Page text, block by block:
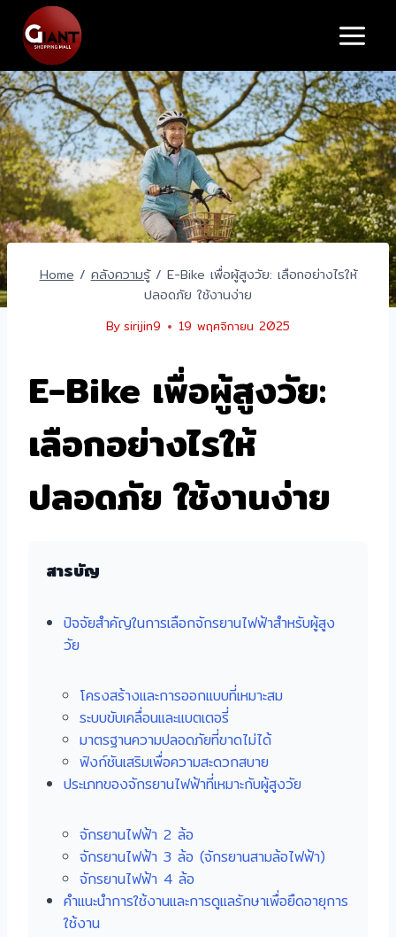
content
Home / คลังความรู้ / E-Bike เพื่อผู้สูงวัย: เลือกอย่างไรให้
ปลอดภัย ใช้งานง่าย
Bysirijin9 19 พฤศจิกายน 2025
E-Bike เพื่อผู้สูงวัย:
เลือกอย่างไรให้
ปลอดภัย ใช้งานง่าย
สารบัญ
ปัจจัยสำคัญในการเลือกจักรยานไฟฟ้าสำหรับผู้สูง
วัย
โครงสร้างและการออกแบบที่เหมาะสม
ระบบขับเคลื่อนและแบตเตอรี่
มาตรฐานความปลอดภัยที่ขาดไม่ได้
ฟังก์ชันเสริมเพื่อความสะดวกสบาย
ประเภทของจักรยานไฟฟ้าที่เหมาะกับผู้สูงวัย
จักรยานไฟฟ้า 2 ล้อ
จักรยานไฟฟ้า 3 ล้อ (จักรยานสามล้อไฟฟ้า)
จักรยานไฟฟ้า 4 ล้อ
คำแนะนำการใช้งานและการดูแลรักษาเพื่อยืดอายุการ
ใช้งาน